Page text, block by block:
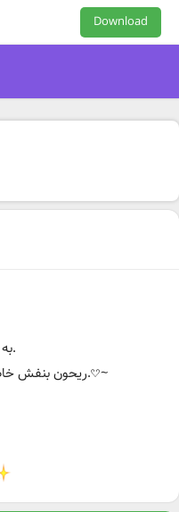
Download
به فرانسوی یعنی؛ ریحون بنفش من.
ریحون بنفش خاصیت تسکین دهندگی درد رو داره.𔘓~